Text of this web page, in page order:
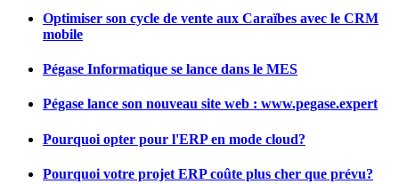
Optimiser son cycle de vente aux Caraïbes avec le CRM
mobile
Pégase Informatique se lance dans le MES
Pégase lance son nouveau site web : www.pegase.expert
Pourquoi opter pour l'ERP en mode cloud?
Pourquoi votre projet ERP coûte plus cher que prévu?